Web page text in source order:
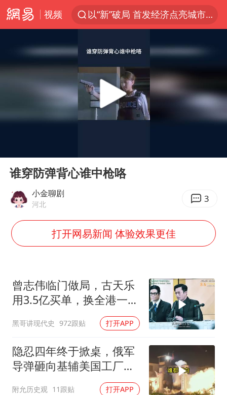
视频
以“新”破局 首发经济点亮城市消费活力
台风白海豚影响中国已成定局
佛得角门将亮相智利俱乐部主场
U17国足1分钟轰2球
27岁女子成组织卖淫集团主犯被通缉
女子利用漏洞0元薅走3000多件家电
24小时不关空调 电费会更低吗
东方甄选被判赔偿江小白30万元
奋进开新局 实干挑大梁
Play
谁穿防弹背心谁中枪咯
小金聊剧
河北 3
打开网易新闻 体验效果更佳
曾志伟临门做局，古天乐
用3.5亿买单，换全港一声
黑哥讲现代史 972跟贴 打开APP
隐忍四年终于掀桌，俄军
导弹砸向基辅美国工厂，
附允历史观 11跟贴 打开APP